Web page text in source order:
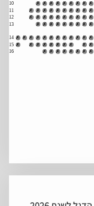
✗
✗
✗
✗
✗
✗
✗
✗
✗
10
✗
✗
✗
✗
✗
✗
✗
✗
✗
✗
11
✗
✗
✗
✗
✗
✗
✗
✗
✗
✗
12
✗
✗
✗
✗
✗
✗
✗
✗
✗
13
✗
✗
✗
✗
✗
✗
✗
✗
✗
✗
✗
✗
14
✗
✗
✗
✗
✗
✗
✗
✗
✗
✗
15
✗
✗
✗
✗
✗
✗
✗
✗
16